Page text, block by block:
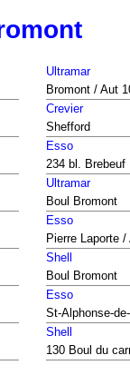
Ultramar
Bromont / Aut
Crevier
Shefford
Esso
234 bl. Brebeuf
Ultramar
Boul Bromont
Esso
Pierre Laporte
Shell
Boul Bromont
Esso
St-Alphonse-
Shell
130 Boul du